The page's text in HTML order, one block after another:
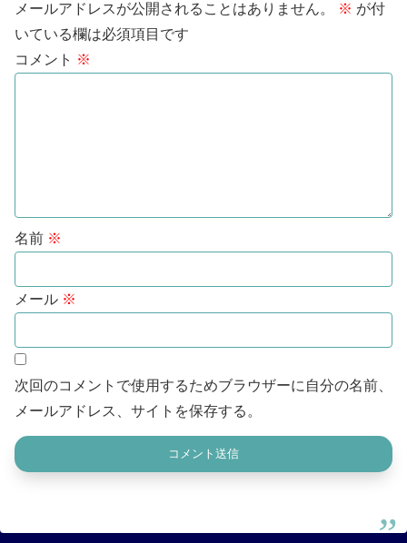
メールアドレスが公開されることはありません。 ※ が付
いている欄は必須項目です
コメント ※
名前 ※
メール ※
次回のコメントで使用するためブラウザーに自分の名前、
メールアドレス、サイトを保存する。